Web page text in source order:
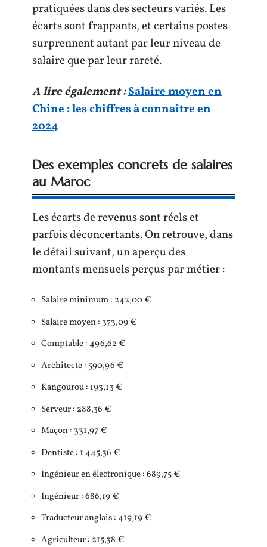
pratiquées dans des secteurs variés. Les
écarts sont frappants, et certains postes
surprennent autant par leur niveau de
salaire que par leur rareté.
A lire également :Salaire moyen en
Chine : les chiffres à connaître en
2024
Des exemples concrets de salaires
au Maroc
Les écarts de revenus sont réels et
parfois déconcertants. On retrouve, dans
le détail suivant, un aperçu des
montants mensuels perçus par métier :
Salaire minimum : 242,00 €
Salaire moyen : 373,09 €
Comptable : 496,62 €
Architecte : 590,96 €
Kangourou : 193,13 €
Serveur : 288,36 €
Maçon : 331,97 €
Dentiste : 1 445,36 €
Ingénieur en électronique : 689,75 €
Ingénieur : 686,19 €
Traducteur anglais : 419,19 €
Agriculteur : 215,38 €